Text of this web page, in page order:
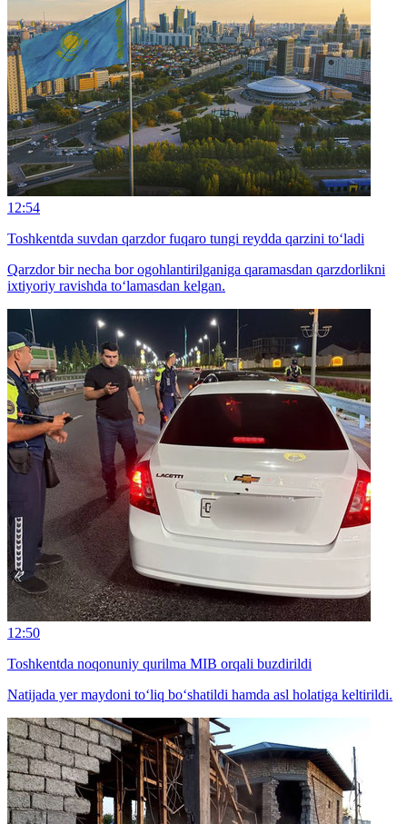
12:54
Toshkentda suvdan qarzdor fuqaro tungi reydda qarzini to‘ladi
Qarzdor bir necha bor ogohlantirilganiga qaramasdan qarzdorlikni
ixtiyoriy ravishda to‘lamasdan kelgan.
12:50
Toshkentda noqonuniy qurilma MIB orqali buzdirildi
Natijada yer maydoni to‘liq bo‘shatildi hamda asl holatiga keltirildi.